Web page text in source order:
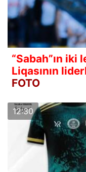
“Sabah”ın
Liqasının
FOTO
12:30